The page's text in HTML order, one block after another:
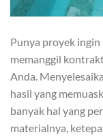
Punya proyek
memanggil
Anda.
hasil yang
banyak hal yang
materialnya,